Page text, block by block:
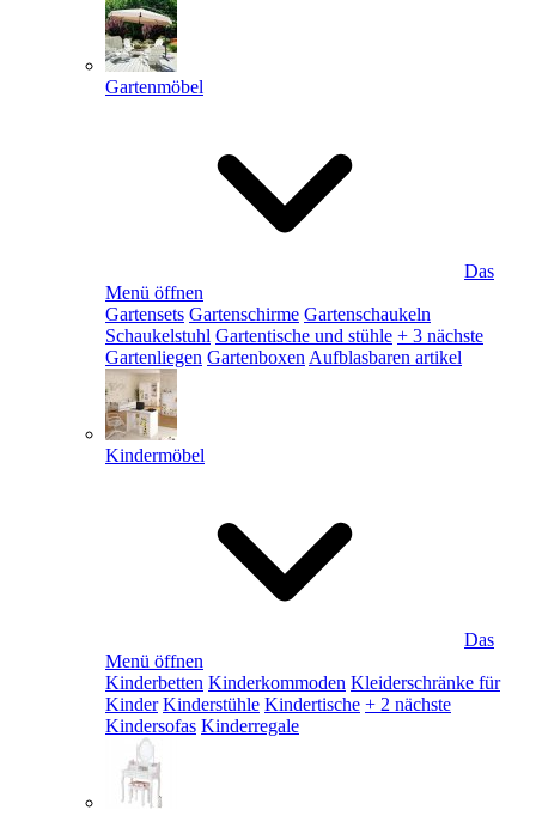
Gartenmöbel
Das
Menü öffnen
Gartensets Gartenschirme Gartenschaukeln
Schaukelstuhl Gartentische und stühle + 3 nächste
Gartenliegen Gartenboxen Aufblasbaren artikel
Kindermöbel
Das
Menü öffnen
Kinderbetten Kinderkommoden Kleiderschränke für
Kinder Kinderstühle Kindertische + 2 nächste
Kindersofas Kinderregale